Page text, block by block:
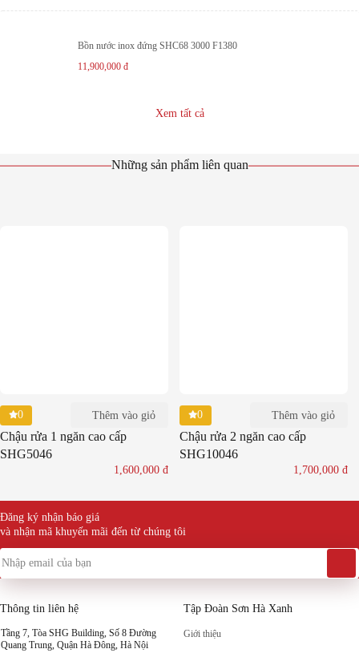
Bồn nước inox đứng SHC68 3000 F1380
11,900,000đ
Xem tất cả
Những sản phẩm liên quan
0 Thêm vào giỏ
Chậu rửa 1 ngăn cao cấp
SHG5046
1,600,000 đ
0 Thêm vào giỏ
Chậu rửa 2 ngăn cao cấp
SHG10046
1,700,000 đ
Đăng ký nhận báo giá
và nhận mã khuyến mãi đến từ chúng tôi
Thông tin liên hệ
Tầng 7, Tòa SHG Building, Số 8 Đường
Quang Trung, Quận Hà Đông, Hà Nội
Tập Đoàn Sơn Hà Xanh
Giới thiệu